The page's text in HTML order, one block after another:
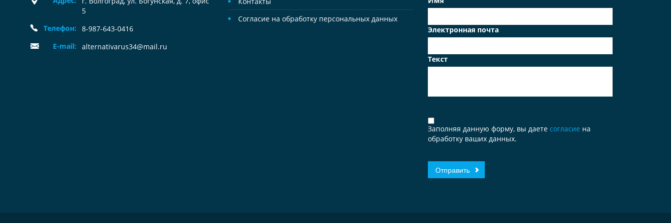
5
Телефон:
8-987-643-0416
E-mail:
alternativarus34@mail.ru
Согласие на обработку персональных данных
Электронная почта
Текст
Заполняя данную форму, вы даете согласие на
обработку ваших данных.